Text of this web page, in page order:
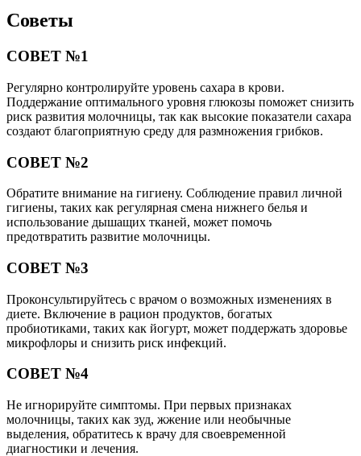
Советы
СОВЕТ №1
Регулярно контролируйте уровень сахара в крови.
Поддержание оптимального уровня глюкозы поможет снизить
риск развития молочницы, так как высокие показатели сахара
создают благоприятную среду для размножения грибков.
СОВЕТ №2
Обратите внимание на гигиену. Соблюдение правил личной
гигиены, таких как регулярная смена нижнего белья и
использование дышащих тканей, может помочь
предотвратить развитие молочницы.
СОВЕТ №3
Проконсультируйтесь с врачом о возможных изменениях в
диете. Включение в рацион продуктов, богатых
пробиотиками, таких как йогурт, может поддержать здоровье
микрофлоры и снизить риск инфекций.
СОВЕТ №4
Не игнорируйте симптомы. При первых признаках
молочницы, таких как зуд, жжение или необычные
выделения, обратитесь к врачу для своевременной
диагностики и лечения.